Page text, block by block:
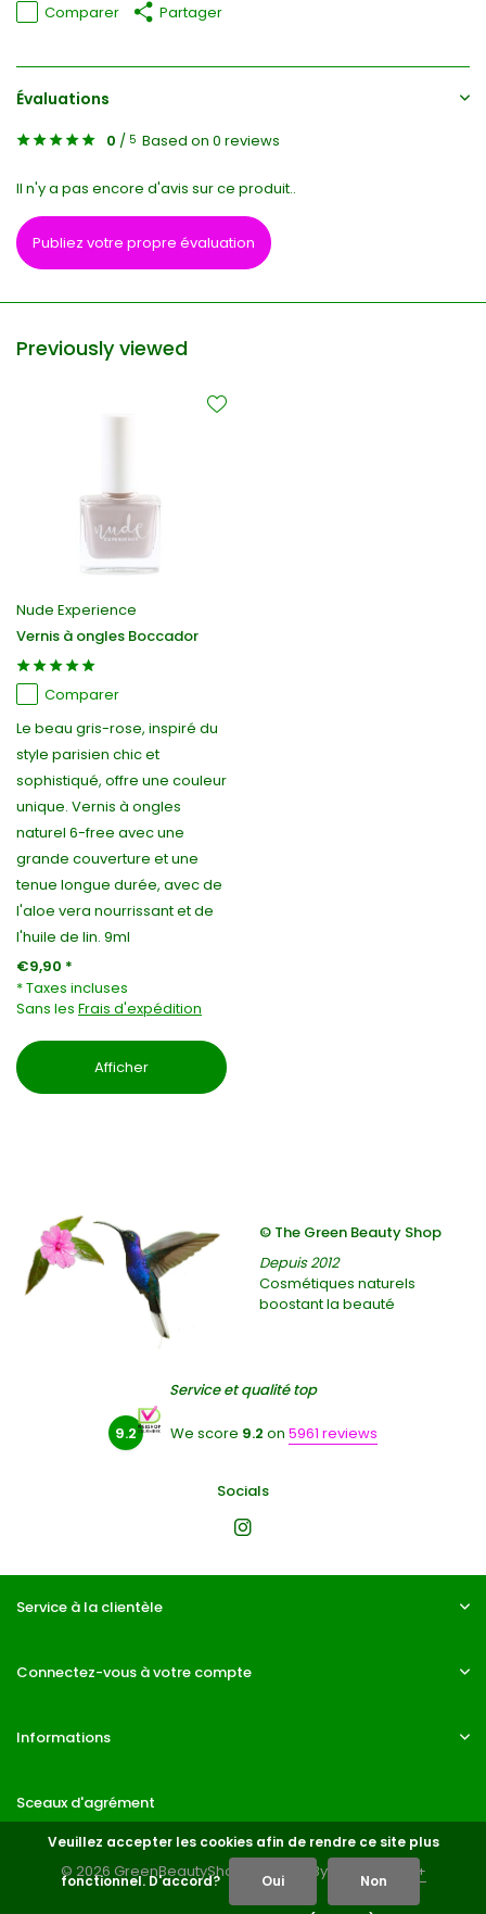
Comparer Partager
Évaluations
0 / 5 Based on 0 reviews
Il n'y a pas encore d'avis sur ce produit..
Publiez votre propre évaluation
Previously viewed
Nude Experience
Vernis à ongles Boccador
Comparer
Le beau gris-rose, inspiré du
style parisien chic et
sophistiqué, offre une couleur
unique. Vernis à ongles
naturel 6-free avec une
grande couverture et une
tenue longue durée, avec de
l'aloe vera nourrissant et de
l'huile de lin. 9ml
€9,90 *
* Taxes incluses
Sans les Frais d'expédition
Afficher
© The Green Beauty Shop
Depuis 2012
Cosmétiques naturels
boostant la beauté
Service et qualité top
9.2 We score 9.2 on 5961 reviews
Socials
Service à la clientèle
Connectez-vous à votre compte
Informations
Sceaux d'agrément
© 2026 GreenBeautyShop - Theme By DMWS Plus+
Veuillez accepter les cookies afin de rendre ce site plus
fonctionnel. D'accord? Oui Non